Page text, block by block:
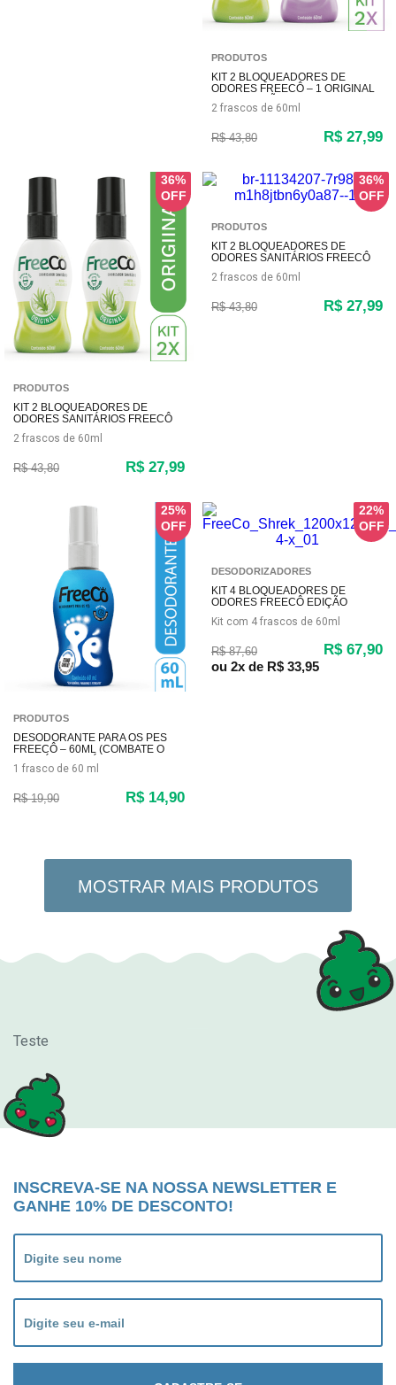
PRODUTOS
KIT 2 BLOQUEADORES DE
ODORES FREECÔ – 1 ORIGINAL
(CAPIM-LIMÃO) + 1 LAVANDA
2 frascos de 60ml
R$ 43,80 R$ 27,99
36%
PRODUTOS
KIT 2 BLOQUEADORES DE
ODORES SANITÁRIOS FREECÔ
ORIGINAL – 60ML CADA
2 frascos de 60ml
R$ 43,80 R$ 27,99
36%
PRODUTOS
KIT 2 BLOQUEADORES DE
ODORES SANITÁRIOS FREECÔ
LAVANDA – 60ML CADA
2 frascos de 60ml
R$ 43,80 R$ 27,99
25%
PRODUTOS
DESODORANTE PARA OS PÉS
FREECÔ – 60ML (COMBATE O
CHULÉ E BACTÉRIAS)
1 frasco de 60 ml
R$ 19,90 R$ 14,90
22%
DESODORIZADORES
KIT 4 BLOQUEADORES DE
ODORES FREECÔ EDIÇÃO
ESPECIAL SHREK – FLOR DO
PÂNTANO (240ML)
Kit com 4 frascos de 60ml
R$ 87,60 R$ 67,90
ou 2x de R$ 33,95
MOSTRAR MAIS PRODUTOS
Teste
INSCREVA-SE NA NOSSA NEWSLETTER E
GANHE 10% DE DESCONTO!